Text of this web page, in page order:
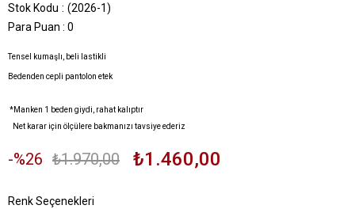
Stok Kodu
(2026-1)
Para Puan : 0
Tensel kumaşlı, beli lastikli
Bedenden cepli pantolon etek
*Manken 1 beden giydi, rahat kalıptır
Net karar için ölçülere bakmanızı tavsiye ederiz
26 ₺1.970,00 ₺1.460,00